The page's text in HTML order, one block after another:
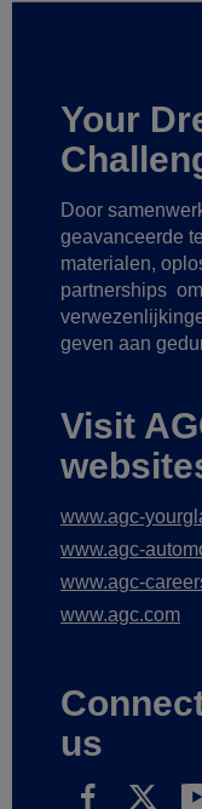
Your
Door
geavanceerde
materialen,
partnerships
geven aan
Visit
www.agc-
www.agc-
www.agc-
www.agc.com
us